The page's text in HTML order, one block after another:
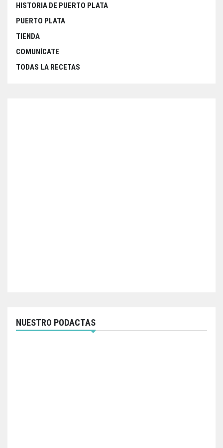
HISTORIA DE PUERTO PLATA
PUERTO PLATA
TIENDA
COMUNÍCATE
TODAS LA RECETAS
NUESTRO PODACTAS